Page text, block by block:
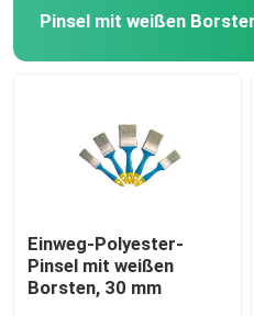
Pinsel mit weißen
Einweg-Polyester-
Pinsel mit weißen
Borsten, 30 mm